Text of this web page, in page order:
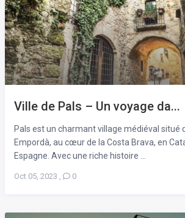
Ville de Pals – Un voyage da...
Pals est un charmant village médiéval situé
Empordà, au cœur de la Costa Brava, en
Espagne. Avec une riche histoire ...
Oct 05, 2023 , 0